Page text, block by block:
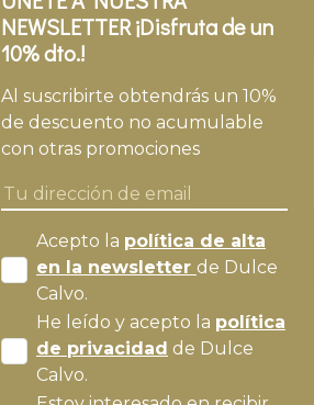
NEWSLETTER ¡Disfruta de un
10% dto.!
Al suscribirte obtendrás un 10%
de descuento no acumulable
con otras promociones
Acepto la política de alta
en la newsletter de Dulce
Calvo.
He leído y acepto la política
de privacidad de Dulce
Calvo.